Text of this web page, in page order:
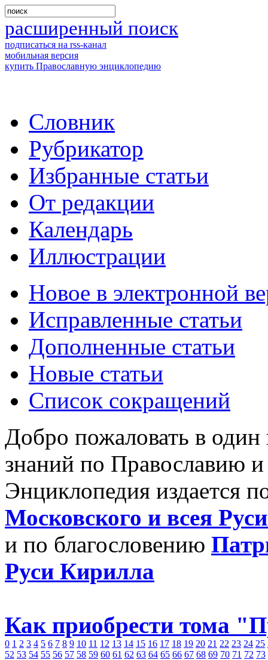
расширенный поиск
подписаться на rss-канал
мобильная версия
купить Православную энциклопедию
Словник
Рубрикатор
Избранные статьи
От редакции
Календарь
Иллюстрации
Новое в электронной
Исправленные статьи
Дополненные статьи
Новые статьи
Список сокращений
Добро пожаловать в
знаний по Православию
Энциклопедия издается
Московского и всея
и по благословению
Руси Кирилла
Как приобрести тома
0 1 2 3 4 5 6 7 8 9 10 11 12 13 14 15 16 17 18 19 20 21 22 23 24 25
52 53 54 55 56 57 58 59 60 61 62 63 64 65 66 67 68 69 70 71 72 73